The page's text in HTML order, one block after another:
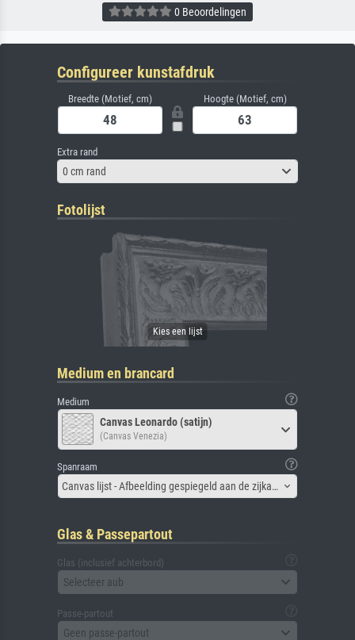
0 Beoordelingen
Configureer kunstafdruk
Breedte (Motief, cm) Hoogte (Motief, cm)
Extra rand
0 cm rand
Fotolijst
Medium en brancard
Medium
Canvas Leonardo (satijn)
(Canvas Venezia)
Spanraam
Canvas lijst - Afbeelding gespiegeld aan de zijkant
Glas & Passepartout
Glas (inclusief achterbord)
Selecteer aub
Passe-partout
Geen passe-partout